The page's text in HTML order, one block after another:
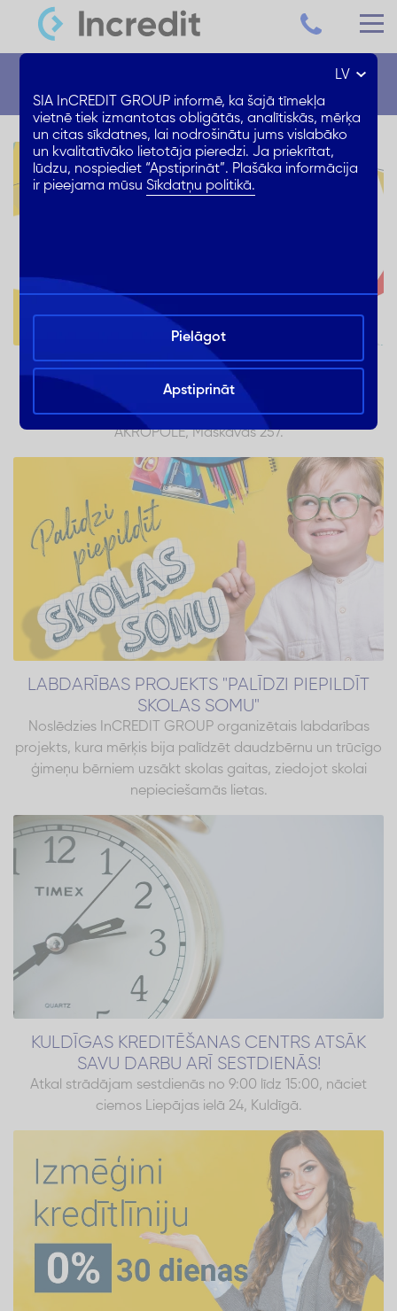
TAGAD ESAM ARĪ T/C AKROPOLE
Lieliskas ziņas! Ir atvēries jauns InCREDIT GROUP
kreditēšanas centrs iepirkšanās un izklaides centrā
AKROPOLE, Maskavas 257.
LABDARĪBAS PROJEKTS "PALĪDZI PIEPILDĪT
SKOLAS SOMU"
Noslēdzies InCREDIT GROUP organizētais labdarības
projekts, kura mērķis bija palīdzēt daudzbērnu un trūcīgo
ģimeņu bērniem uzsākt skolas gaitas, ziedojot skolai
nepieciešamās lietas.
KULDĪGAS KREDITĒŠANAS CENTRS ATSĀK
SAVU DARBU ARĪ SESTDIENĀS!
Atkal strādājam sestdienās no 9:00 līdz 15:00, nāciet
ciemos Liepājas ielā 24, Kuldīgā.
LV
SIA InCREDIT GROUP informē, ka šajā tīmekļa
vietnē tiek izmantotas obligātās, analītiskās, mērķa
un citas sīkdatnes, lai nodrošinātu jums vislabāko
un kvalitatīvāko lietotāja pieredzi. Ja priekrītat,
lūdzu, nospiediet “Apstiprināt”. Plašāka informācija
ir pieejama mūsuSīkdatņu politikā.
Pielāgot
Apstiprināt